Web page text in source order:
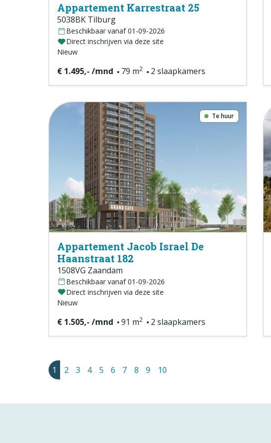
Appartement Karrestraat 25
5038BK Tilburg
Beschikbaar vanaf 01-09-2026
Direct inschrijven via deze site
Nieuw
€ 1.495,- /mnd 79 m2 2 slaapkamers
Te huur
Appartement Jacob Israel De
Haanstraat 182
1508VG Zaandam
Beschikbaar vanaf 01-09-2026
Direct inschrijven via deze site
Nieuw
€ 1.505,- /mnd 91 m2 2 slaapkamers
1 2 3 4 5 6 7 8 9 10